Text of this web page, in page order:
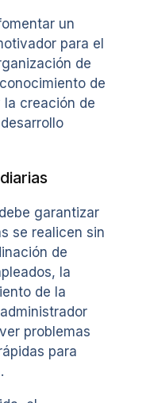
un
para el
de
de
creación de
garantizar
se realicen sin
de
la
de la
problemas
para